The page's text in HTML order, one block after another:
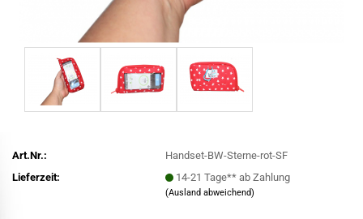
Art.Nr.:
Handset-BW-Sterne-rot-SF
Lieferzeit:
14-21 Tage** ab Zahlung
(Ausland abweichend)